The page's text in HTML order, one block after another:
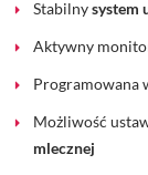
Stabilnysystem
Aktywny
Programowana
Możliwość
mlecznej